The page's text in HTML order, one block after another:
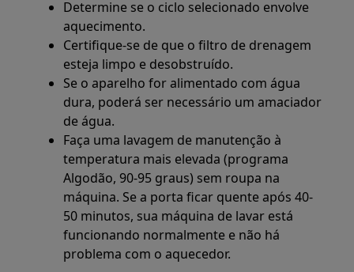
Determine se o ciclo selecionado envolve
aquecimento.
Certifique-se de que o filtro de drenagem
esteja limpo e desobstruído.
Se o aparelho for alimentado com água
dura, poderá ser necessário um amaciador
de água.
Faça uma lavagem de manutenção à
temperatura mais elevada (programa
Algodão, 90-95 graus) sem roupa na
máquina. Se a porta ficar quente após 40-
50 minutos, sua máquina de lavar está
funcionando normalmente e não há
problema com o aquecedor.